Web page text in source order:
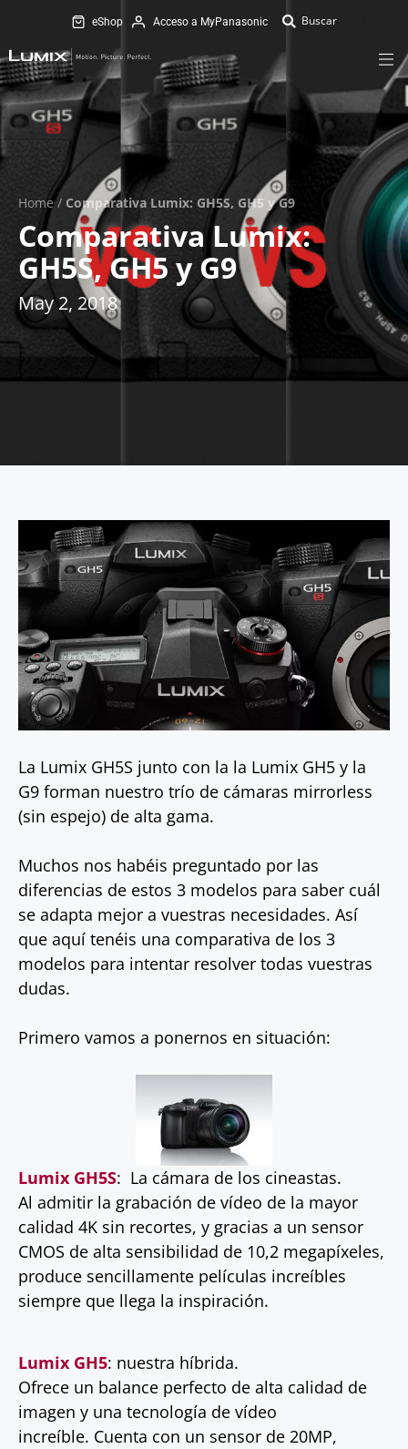
eShop Acceso a MyPanasonic
Home/ Comparativa Lumix: GH5S, GH5 y G9
Comparativa Lumix:
GH5S, GH5 y G9
May 2, 2018
La Lumix GH5S junto con la la Lumix GH5 y la
G9 forman nuestro trío de cámaras mirrorless
(sin espejo) de alta gama.
Muchos nos habéis preguntado por las
diferencias de estos 3 modelos para saber cuál
se adapta mejor a vuestras necesidades. Así
que aquí tenéis una comparativa de los 3
modelos para intentar resolver todas vuestras
dudas.
Primero vamos a ponernos en situación:
Lumix GH5S: La cámara de los cineastas.
Al admitir la grabación de vídeo de la mayor
calidad 4K sin recortes, y gracias a un sensor
CMOS de alta sensibilidad de 10,2 megapíxeles,
produce sencillamente películas increíbles
siempre que llega la inspiración.
Lumix GH5: nuestra híbrida.
Ofrece un balance perfecto de alta calidad de
imagen y una tecnología de vídeo
increíble. Cuenta con un sensor de 20MP,